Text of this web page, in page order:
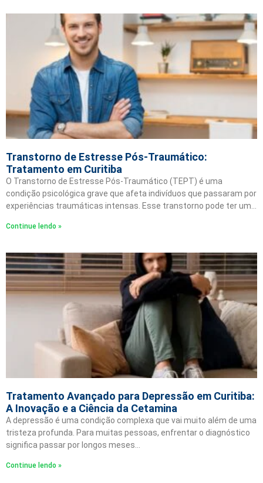
Transtorno de Estresse Pós-Traumático:
Tratamento em Curitiba
O Transtorno de Estresse Pós-Traumático (TEPT) é uma
condição psicológica grave que afeta indivíduos que passaram por
experiências traumáticas intensas. Esse transtorno pode ter um…
Continue lendo »
Tratamento Avançado para Depressão em Curitiba:
A Inovação e a Ciência da Cetamina
A depressão é uma condição complexa que vai muito além de uma
tristeza profunda. Para muitas pessoas, enfrentar o diagnóstico
significa passar por longos meses…
Continue lendo »